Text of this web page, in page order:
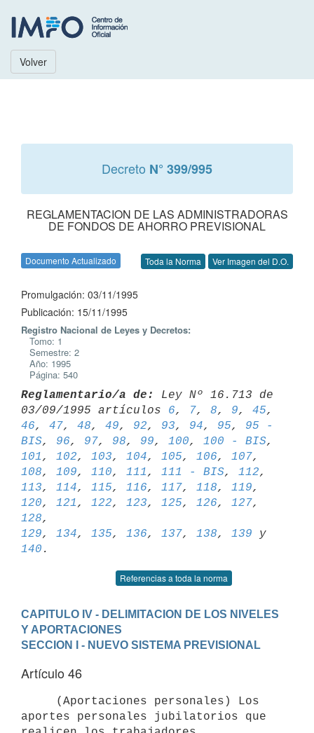
Volver
Decreto N° 399/995
REGLAMENTACION DE LAS ADMINISTRADORAS
DE FONDOS DE AHORRO PREVISIONAL
Documento Actualizado Toda la Norma Ver Imagen del D.O.
Promulgación: 03/11/1995
Publicación: 15/11/1995
Registro Nacional de Leyes y Decretos:
Tomo: 1
Semestre: 2
Año: 1995
Página: 540
Reglamentario/a de:
Ley Nº 16.713 de
03/09/1995 artículos 6, 7, 8, 9, 45
46, 47, 48, 49, 92, 93, 94, 95, 95 -
BIS, 96, 97, 98, 99, 100, 100 - BIS
101 , 102, 103, 104, 105, 106, 107
108, 109, 110, 111 , 111 - BIS, 112,
113, 114, 115, 116, 117, 118, 119
120, 121 , 122, 123, 125, 126, 127
128
129, 134, 135, 136, 137, 138, 139
140
Referencias a toda la norma
CAPITULO IV - DELIMITACION DE LOS NIVELES
Y APORTACIONES
SECCION I - NUEVO SISTEMA PREVISIONAL
Artículo 46
aportes personales jubilatorios que